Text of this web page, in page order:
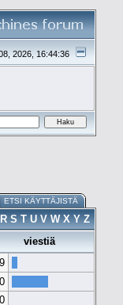
2026, 16:44:36
ETSI KÄYTTÄJISTÄ
R S T U V W X Y Z
viestiä
0